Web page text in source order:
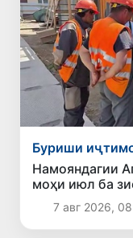
Буриши
Намояндагии
моҳи июл ба
Ӯзбекистон
7 авг 2026,